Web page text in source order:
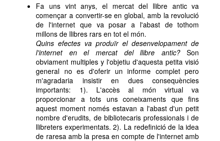
Fa uns vint anys, el mercat del llibre antic va
començar a convertir-se en global, amb la revolució
de l'internet que va posar a l'abast de tothom
millons de llibres rars en tot el món.
Quins efectes va produïr el desenvelopament de
l'internet en el mercat del llibre antic?Son
obviament multiples y l'objetiu d'aquesta petita visió
general no es d'oferir un informe complet pero
m'agradaria insistir en dues consequències
importants: 1). L'accès al món virtual va
proporcionar a tots uns coneixaments que fins
aquest moment només estavan a l'abast d'un petit
nombre d'erudits, de bibliotecaris professionals i de
llibreters experimentats. 2). La redefinició de la idea
de raresa amb la presa en compte de l'internet amb